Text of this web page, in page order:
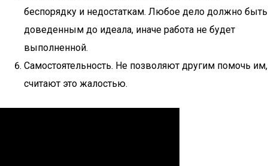
беспорядку и недостаткам. Любое дело должно быть
доведенным до идеала, иначе работа не будет
выполненной.
Самостоятельность. Не позволяют другим помочь им,
считают это жалостью.